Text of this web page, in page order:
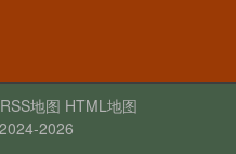
RSS地图 HTML地图
2026